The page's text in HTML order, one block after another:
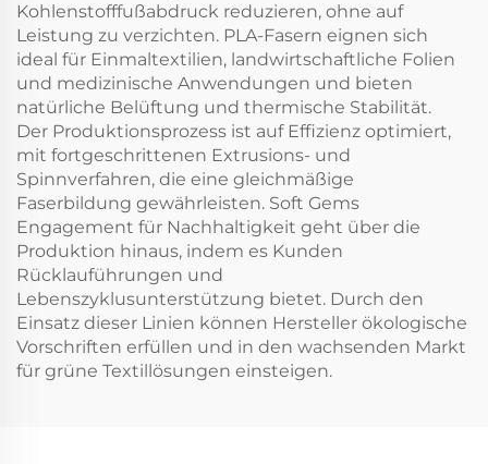
Kohlenstofffußabdruck reduzieren, ohne auf
Leistung zu verzichten. PLA-Fasern eignen sich
ideal für Einmaltextilien, landwirtschaftliche Folien
und medizinische Anwendungen und bieten
natürliche Belüftung und thermische Stabilität.
Der Produktionsprozess ist auf Effizienz optimiert,
mit fortgeschrittenen Extrusions- und
Spinnverfahren, die eine gleichmäßige
Faserbildung gewährleisten. Soft Gems
Engagement für Nachhaltigkeit geht über die
Produktion hinaus, indem es Kunden
Rücklauführungen und
Lebenszyklusunterstützung bietet. Durch den
Einsatz dieser Linien können Hersteller ökologische
Vorschriften erfüllen und in den wachsenden Markt
für grüne Textillösungen einsteigen.